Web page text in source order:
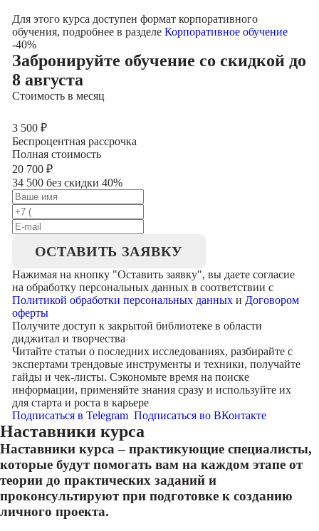
Для этого курса доступен формат корпоративного
обучения, подробнее в разделе Корпоративное обучение
-40%
Забронируйте обучение со скидкой до
8 августа
Стоимость в месяц
3 500 ₽
Беспроцентная рассрочка
Полная стоимость
20 700 ₽
34 500 без скидки 40%
ОСТАВИТЬ ЗАЯВКУ
Нажимая на кнопку "Оставить заявку", вы даете согласие
на обработку персональных данных в соответствии с
Политикой обработки персональных данныхи Договором
оферты
Получите доступ к закрытой библиотекев области
диджитал и творчества
Читайте статьи о последних исследованиях, разбирайте с
экспертами трендовые инструменты и техники, получайте
гайды и чек-листы. Сэкономьте время на поиске
информации, применяйте знания сразу и используйте их
для старта и роста в карьере
Подписаться в Telegram Подписаться во ВКонтакте
Наставники курса
Наставники курса – практикующие специалисты,
которые будут помогать вам на каждом этапе от
теории до практических заданий и
проконсультируют при подготовке к созданию
личного проекта.